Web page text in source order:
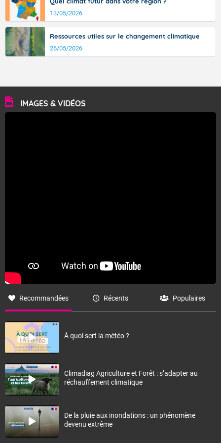
13/05/2026
Ressources utiles sur le changement climatique
26/05/2026
IMAGES & VIDÉOS
Recommandées Récents Populaires
À quoi sert la météo ?
Climadiag Agriculture et Forêt : s’adapter au
réchauffement climatique
De la pluie aux inondations : un phénomène
devenu extrême